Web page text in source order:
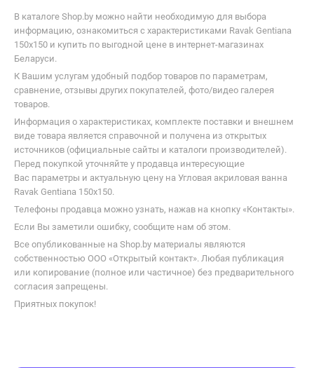
В каталоге Shop.by можно найти необходимую для выбора
информацию, ознакомиться с характеристиками Ravak Gentiana
150x150 и купить по выгодной цене в интернет-магазинах
Беларуси.
К Вашим услугам удобный подбор товаров по параметрам,
сравнение, отзывы других покупателей, фото/видео галерея
товаров.
Информация о характеристиках, комплекте поставки и внешнем
виде товара является справочной и получена из открытых
источников (официальные сайты и каталоги производителей).
Перед покупкой уточняйте у продавца интересующие
Вас параметры и актуальную цену на Угловая акриловая ванна
Ravak Gentiana 150x150.
Телефоны продавца можно узнать, нажав на кнопку «Контакты».
Если Вы заметили ошибку, сообщите нам об этом.
Все опубликованные на Shop.by материалы являются
собственностью ООО «Открытый контакт». Любая публикация
или копирование (полное или частичное) без предварительного
согласия запрещены.
Приятных покупок!